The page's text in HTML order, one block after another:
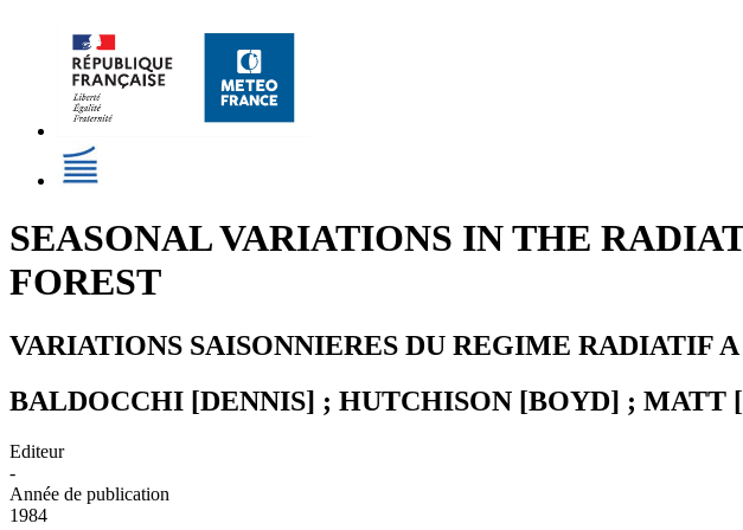
SEASONAL VARIATIONS IN THE
FOREST
VARIATIONS SAISONNIERES DU REGIME RADIATIF
BALDOCCHI [DENNIS] ; HUTCHISON [BOYD] ;
Editeur
-
Année de publication
1984